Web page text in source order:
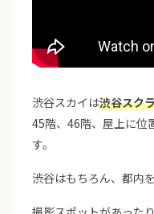
渋谷スカイは渋谷スク
45階、46階、屋上に位
す。
渋谷はもちろん、都内